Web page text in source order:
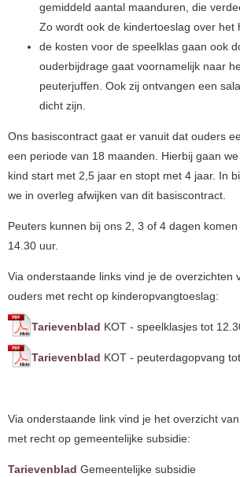
gemiddeld aantal maanduren, die
Zo wordt ook de kindertoeslag over het
de kosten voor de speelklas gaan ook
ouderbijdrage gaat voornamelijk naar
peuterjuffen. Ook zij ontvangen een
dicht zijn.
Ons basiscontract gaat er vanuit dat ouders
een periode van 18 maanden. Hierbij gaan
kind start met 2,5 jaar en stopt met 4 jaar. In
we in overleg afwijken van dit basiscontract.
Peuters kunnen bij ons 2, 3 of 4 dagen
14.30 uur.
Via onderstaande links vind je de overzichten
ouders met recht op kinderopvangtoeslag:
Tarievenblad KOT - speelklasjes tot
Tarievenblad KOT - peuterdagopvang
Via onderstaande link vind je het overzicht
met recht op gemeentelijke subsidie:
Tarievenblad Gemeentelijke subsidie